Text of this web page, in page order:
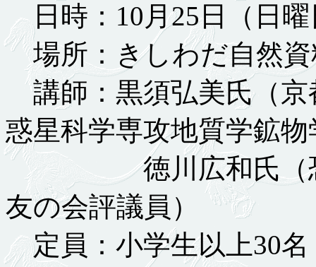
日時：10月25日（日曜
場所：きしわだ自然資
講師：黒須弘美氏（京
惑星科学専攻地質学鉱
徳川広和氏（恐竜
友の会評議員）
定員：小学生以上30名